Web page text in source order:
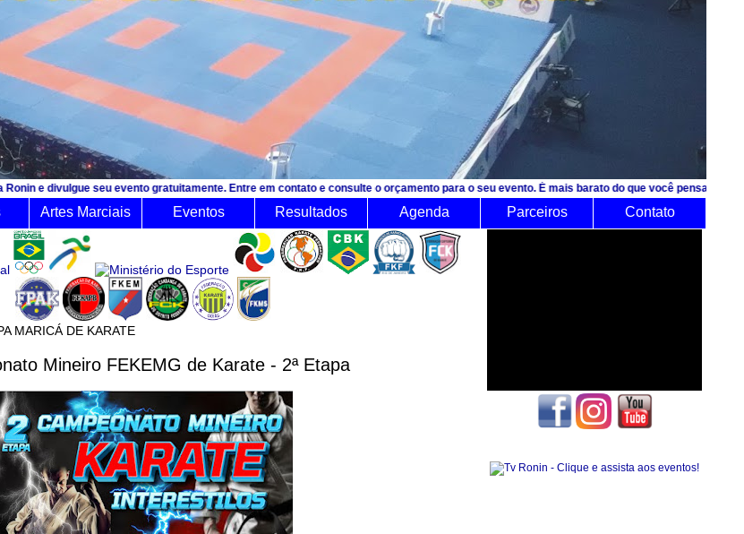
seu evento gratuitamente. Entre em contato e consulte o orçamento para o seu evento. É mais barato do que você pensa!
Artes Marciais Eventos Resultados Agenda Parceiros Contato
MARICÁ DE KARATE
Mineiro FEKEMG de Karate - 2ª Etapa